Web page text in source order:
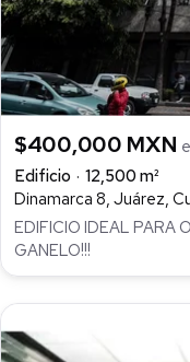
$400,000 MXN
Edificio
12,500 m²
Dinamarca 8, Juárez,
EDIFICIO IDEAL PARA
GANELO!!!